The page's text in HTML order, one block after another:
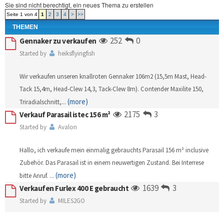
Sie sind nicht berechtigt, ein neues Thema zu erstellen
Seite 1 von 4 1 2 3 4 > >>
THEMEN
Gennaker zu verkaufen 252 0
Started by heiksflyingfish
Wir verkaufen unseren knallroten Gennaker 106m2 (15,5m Mast, Head-
Tack 15,4m, Head-Clew 14,3, Tack-Clew 8m). Contender Maxilite 150,
Triradialschnitt,... (more)
Verkauf Parasail istec 156 m²
2175 3
Started by Avalon
Hallo, ich verkaufe mein einmalig gebrauchts Parasail 156 m² inclusive
Zubehör. Das Parasail ist in einem neuwertigen Zustand. Bei Interrese
bitte Anruf. ... (more)
Verkaufen Furlex 400 E gebraucht
1639 3
Started by MILES2GO